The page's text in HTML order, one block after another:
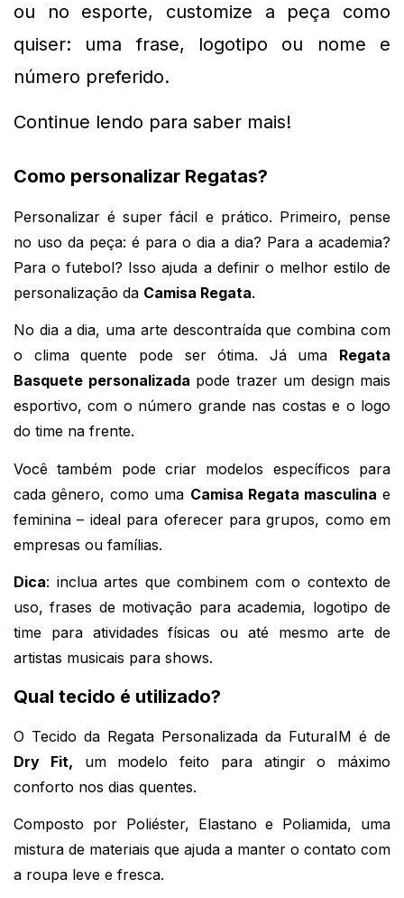
ou no esporte, customize a peça como
quiser: uma frase, logotipo ou nome e
número preferido.
Continue lendo para saber mais!
Como personalizar Regatas?
Personalizar é super fácil e prático. Primeiro, pense
no uso da peça: é para o dia a dia? Para a academia?
Para o futebol? Isso ajuda a definir o melhor estilo de
personalização da Camisa Regata.
No dia a dia, uma arte descontraída que combina com
o clima quente pode ser ótima. Já uma Regata
Basquete personalizada pode trazer um design mais
esportivo, com o número grande nas costas e o logo
do time na frente.
Você também pode criar modelos específicos para
cada gênero, como uma Camisa Regata masculina e
feminina – ideal para oferecer para grupos, como em
empresas ou famílias.
Dica: inclua artes que combinem com o contexto de
uso, frases de motivação para academia, logotipo de
time para atividades físicas ou até mesmo arte de
artistas musicais para shows.
Qual tecido é utilizado?
Dry Fit, um modelo feito para atingir o máximo
conforto nos dias quentes.
Composto por Poliéster, Elastano e Poliamida, uma
mistura de materiais que ajuda a manter o contato com
a roupa leve e fresca.